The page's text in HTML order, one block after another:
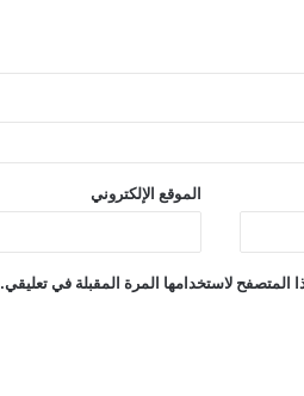
الموقع الإلكتروني
المتصفح لاستخدامها المرة المقبلة في تعليقي.